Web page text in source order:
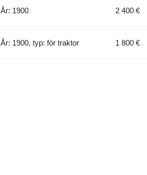
År: 1900 2 400 €
År: 1900, typ: för traktor 1 800 €